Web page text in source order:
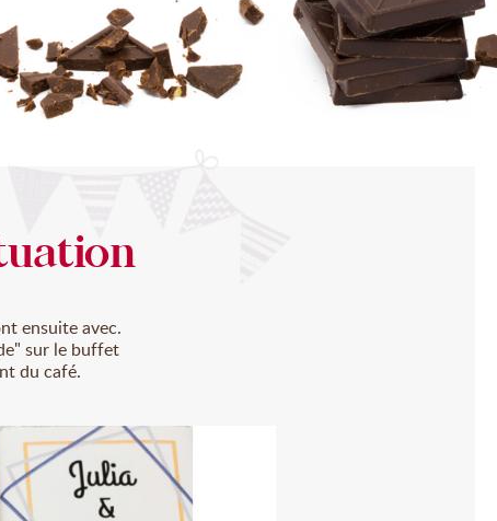
ensuite avec.
sur le buffet
du café.